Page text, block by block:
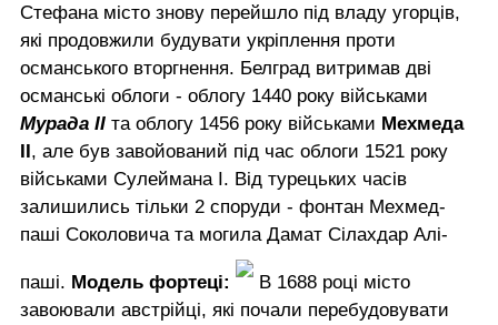
Стефана місто знову перейшло під владу угорців,
які продовжили будувати укріплення проти
османського вторгнення. Белград витримав дві
османські облоги - облогу 1440 року військами
Мурада II та облогу 1456 року військами Мехмеда
II, але був завойований під час облоги 1521 року
військами Сулеймана I. Від турецьких часів
залишились тільки 2 споруди - фонтан Мехмед-
паші Соколовича та могила Дамат Сілахдар Алі-
паші. Модель фортеці:
В 1688 році місто
завоювали австрійці, які почали перебудовувати